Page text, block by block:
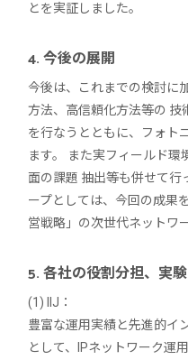
とを実証しました。
4. 今後の展開
今後は、これまでの検討に
方法、高信頼化方法等の 技
を行なうとともに、フォト
ます。 また実フィールド環
面の課題 抽出等も併せて行
ープとしては、今回の成果
営戦略」の次世代ネットワ
5. 各社の役割分担、実
(1) IIJ：
豊富な運用実績と先進的イ
として、IPネットワーク運